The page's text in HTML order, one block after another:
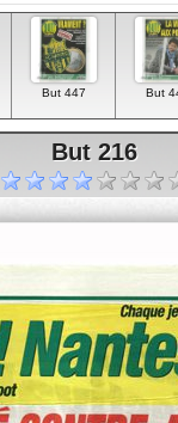
But 447 But
But 216